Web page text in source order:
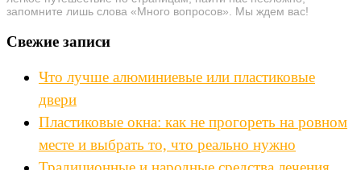
запомните лишь слова «Много вопросов». Мы ждем вас!
Свежие записи
Что лучше алюминиевые или пластиковые
двери
Пластиковые окна: как не прогореть на ровном
месте и выбрать то, что реально нужно